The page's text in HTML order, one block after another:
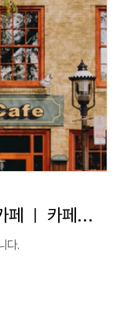
[playlist] 가을의 음악이 흐르는 카페 ㅣ 카페에서 듣기 좋은 음악 TOP50
다.